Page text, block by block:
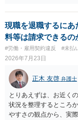
ものの、重い懲戒処分
については、会社側に
定させ、誤認した他部
です。 あるいは、懲戒
ならば、それにより軽
個人としても、相手に
（慰謝料）を請求する
らない可能性があります
現職を退職するにあ
料等は請求できるの
#労働・雇用契約違反 #未払
2026年7月23日
正木 友啓 弁護士
とりあえずは、お近く
状況を整理するところ
やすさの観点から、実